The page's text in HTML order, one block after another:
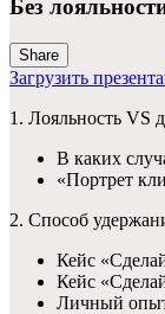
Без
Share
Загрузить
1. Лояльность VS
В каких
«Портрет
2. Способ
Кейс
Кейс
Личный опыт